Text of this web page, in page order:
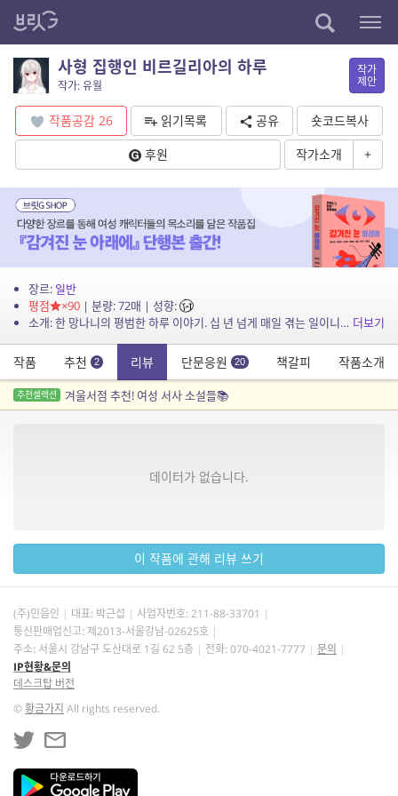
사형 집행인 비르길리아의 하루
작가: 유월
작가
제안
작품공감 26 읽기목록 공유
숏코드복사
후원
작가소개 +
장르: 일반
평점
×90| 분량: 72매 | 성향:
소개: 한 망나니의 평범한 하루 이야기. 십 년 넘게 매일 겪는 일이니까, 이제 익숙해질 때도 됐잖아. 안 그래? 더보기
작품 추천 2 리뷰 단문응원 20 책갈피 작품소개
추천셀렉션 겨울서점 추천! 여성 서사 소설들📚
데이터가 없습니다.
이 작품에 관해 리뷰 쓰기
(주)민음인 대표: 박근섭 사업자번호: 211-88-33701
통신판매업신고: 제2013-서울강남-02625호
주소: 서울시 강남구 도산대로 1길 62 5층
전화: 070-4021-7777
문의
IP현황&문의
데스크탑 버전
©황금가지 All rights reserved.